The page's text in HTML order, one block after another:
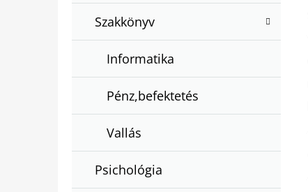
Szakkönyv
Informatika
Pénz,befektetés
Vallás
Psichológia